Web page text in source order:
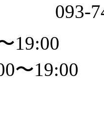
093-
19:00
〜19:00